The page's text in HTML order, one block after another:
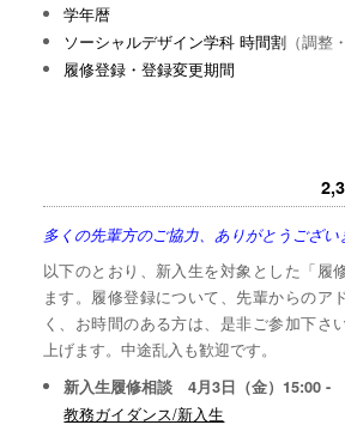
学年暦
ソーシャルデザイン学科 時間割 （調整
履修登録・登録変更期間
多くの先輩方のご協力、ありがとうござい
以下のとおり、新入生を対象とした「履
ます。履修登録について、先輩からのア
く、お時間のある方は、是非ご参加下さ
上げます。中途乱入も歓迎です。
新入生履修相談 4月3日（金）15:00 -
教務ガイダンス/新入生